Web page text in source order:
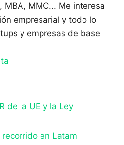
MBA, MMC... Me interesa
empresarial y todo lo
y empresas de base
de la UE y la Ley
en Latam